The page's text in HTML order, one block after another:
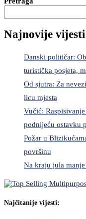
Najnovije vijesti
Danski političar:
turistička posjeta,
Od sjutra: Za
licu mjesta
Vučić:
podnijeću ostavku
Požar u
površinu
Na kraju jula
Najčitanije vijesti: